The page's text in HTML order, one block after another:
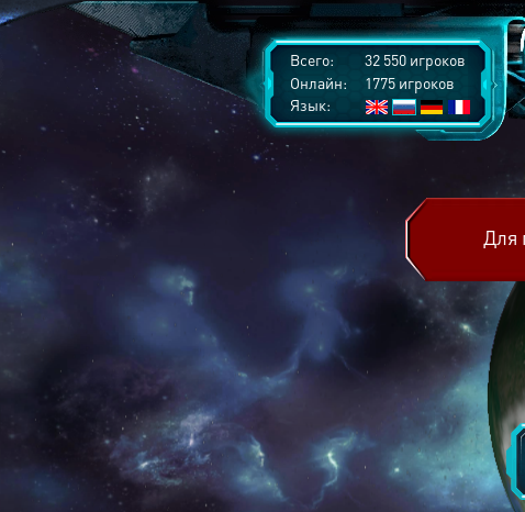
Всего:
32 550 игроков
Онлайн:
1775 игроков
Язык:
Для